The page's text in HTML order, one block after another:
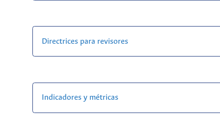
Directrices para revisores
Indicadores y métricas